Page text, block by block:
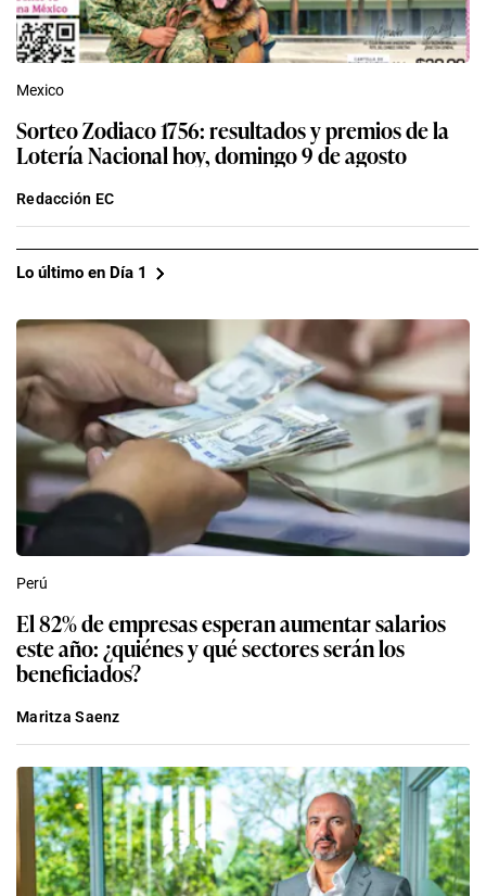
Mexico
Sorteo Zodiaco 1756: resultados y premios de la
Lotería Nacional hoy, domingo 9 de agosto
Redacción EC
Lo último en Día 1
Perú
El 82% de empresas esperan aumentar salarios
este año: ¿quiénes y qué sectores serán los
beneficiados?
Maritza Saenz